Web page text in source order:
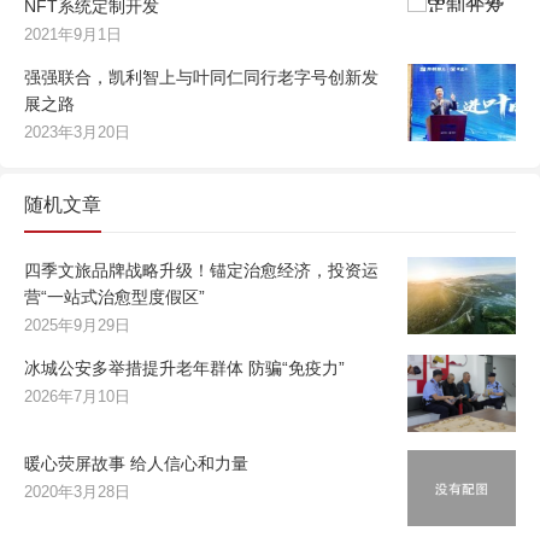
NFT系统定制开发
2021年9月1日
强强联合，凯利智上与叶同仁同行老字号创新发
展之路
2023年3月20日
随机文章
四季文旅品牌战略升级！锚定治愈经济，投资运
营“一站式治愈型度假区”
2025年9月29日
冰城公安多举措提升老年群体 防骗“免疫力”
2026年7月10日
暖心荧屏故事 给人信心和力量
2020年3月28日